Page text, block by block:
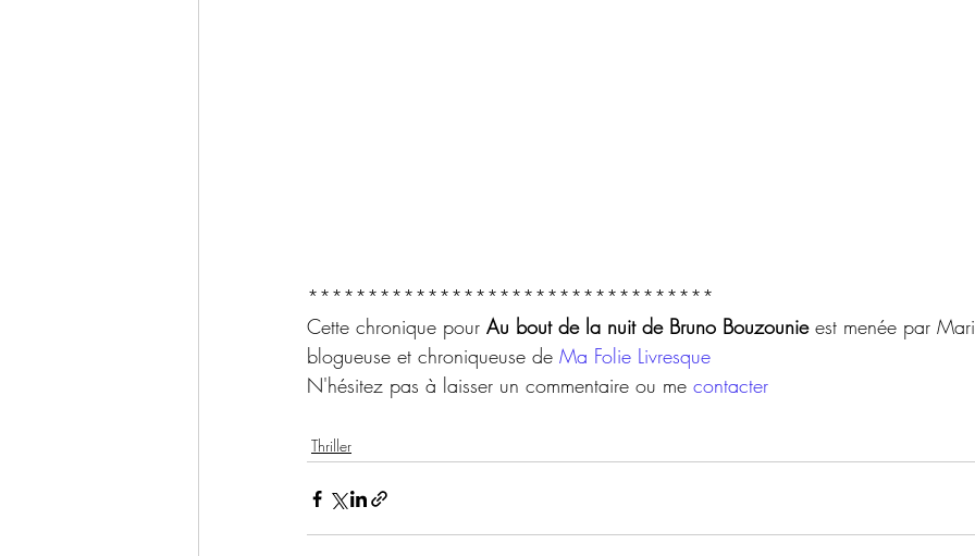
**********************************
Cette chronique pour Au bout de la nuit de Bruno Bouzounie est menée par
blogueuse et chroniqueuse de Ma Folie Livresque
N'hésitez pas à laisser un commentaire ou me contacter
Thriller